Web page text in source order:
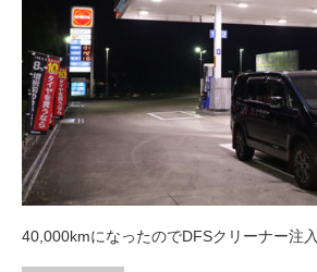
40,000kmになったのでDFSクリーナー注入